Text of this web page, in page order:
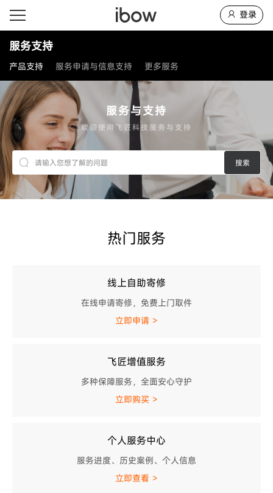
登录
服务支持
产品支持 服务申请与信息支持 更多服务
服务与支持
欢迎使用飞匠科技服务与支持
搜索
热门服务
线上自助寄修
在线申请寄修，免费上门取件
立即申请 >
飞匠增值服务
多种保障服务，全面安心守护
立即购买 >
个人服务中心
服务进度、历史案例、个人信息
立即查看 >